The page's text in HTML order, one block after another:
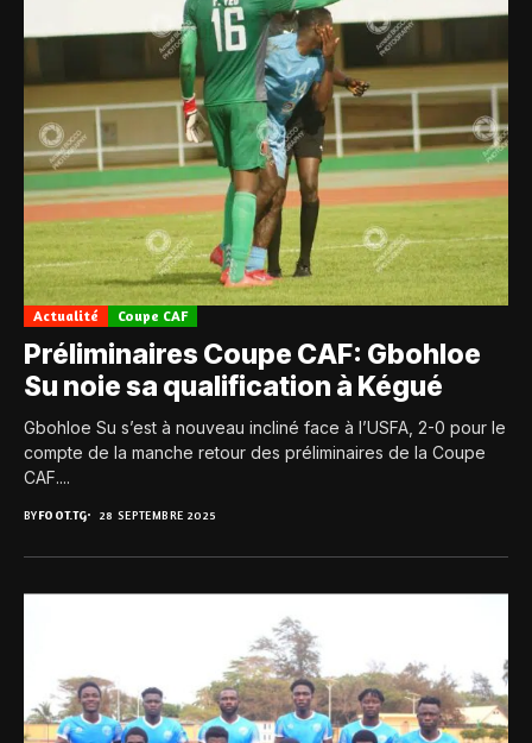
Actualité Coupe CAF
Préliminaires Coupe CAF: Gbohloe
Su noie sa qualification à Kégué
Gbohloe Su s’est à nouveau incliné face à l’USFA, 2-0 pour le
compte de la manche retour des préliminaires de la Coupe
CAF....
BYFOOT.TG 28 SEPTEMBRE 2025